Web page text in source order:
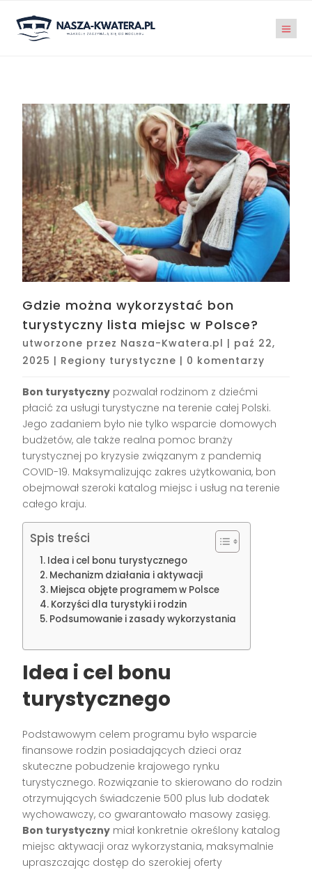
Gdzie można wykorzystać bon
turystyczny lista miejsc w Polsce?
utworzone przez Nasza-Kwatera.pl | paź 22,
2025 | Regiony turystyczne | 0 komentarzy
Bon turystyczny pozwalał rodzinom z dziećmi
płacić za usługi turystyczne na terenie całej Polski.
Jego zadaniem było nie tylko wsparcie domowych
budżetów, ale także realna pomoc branży
turystycznej po kryzysie związanym z pandemią
COVID-19. Maksymalizując zakres użytkowania, bon
obejmował szeroki katalog miejsc i usług na terenie
całego kraju.
Spis treści
Idea i cel bonu turystycznego
Mechanizm działania i aktywacji
Miejsca objęte programem w Polsce
Korzyści dla turystyki i rodzin
Podsumowanie i zasady wykorzystania
Idea i cel bonu
turystycznego
Podstawowym celem programu było wsparcie
finansowe rodzin posiadających dzieci oraz
skuteczne pobudzenie krajowego rynku
turystycznego. Rozwiązanie to skierowano do rodzin
otrzymujących świadczenie 500 plus lub dodatek
wychowawczy, co gwarantowało masowy zasięg.
Bon turystyczny miał konkretnie określony katalog
miejsc aktywacji oraz wykorzystania, maksymalnie
upraszczając dostęp do szerokiej oferty